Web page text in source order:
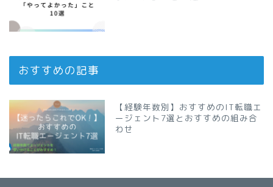
おすすめの記事
【経験年数別】おすすめのIT転職エ
ージェント7選とおすすめの組み合
わせ